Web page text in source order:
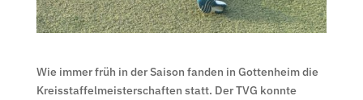
Wie immer früh in der Saison fanden in Gottenheim die
Kreisstaffelmeisterschaften statt. Der TVG konnte